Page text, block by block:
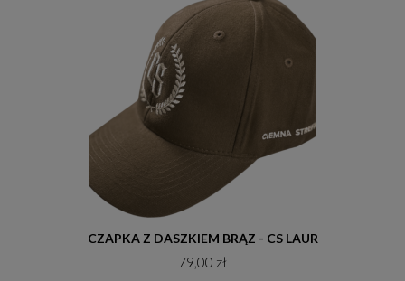
Do koszyka
CZAPKA Z DASZKIEM BRĄZ - CS LAUR
79,00 zł